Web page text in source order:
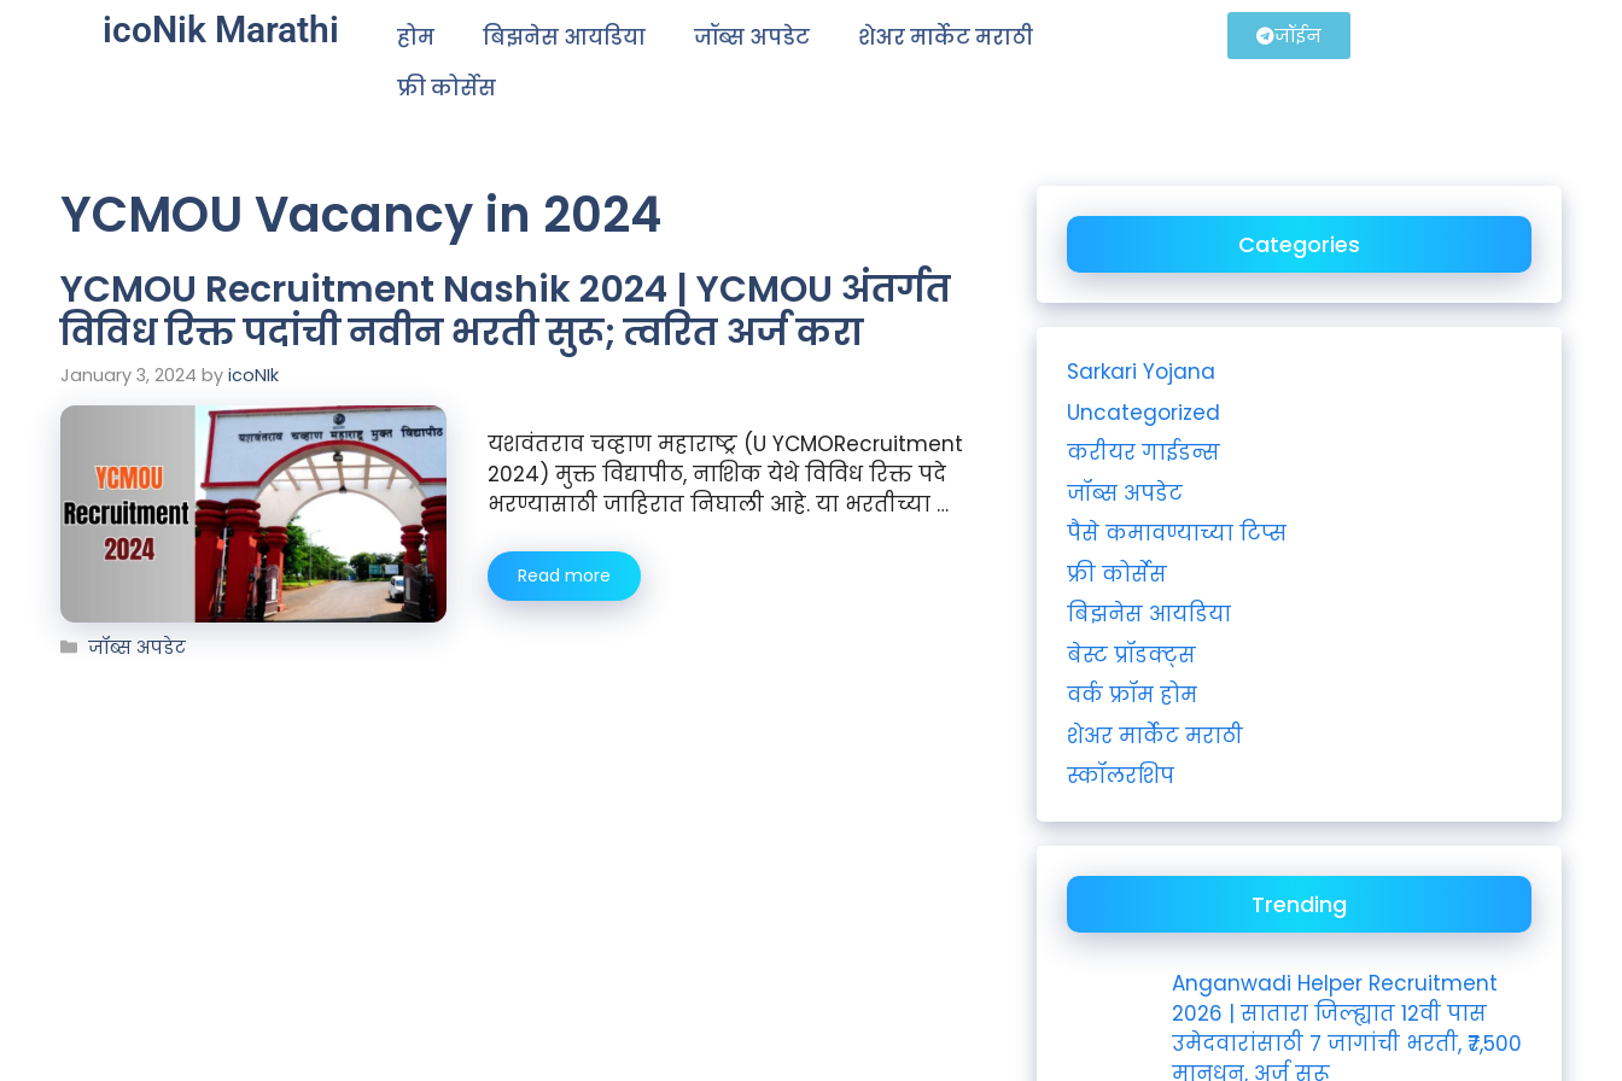
icoNik Marathi होम बिझनेस आयडिया जॉब्स अपडेट
शेअर मार्केट मराठी
फ्री कोर्सेस
जॉईन
YCMOU Vacancy in 2024
YCMOU Recruitment Nashik 2024 | YCMOU अंतर्गत
विविध रिक्त पदांची नवीन भरती सुरू; त्वरित अर्ज करा
January 3, 2024 by icoNIk
यशवंतराव चव्हाण महाराष्ट्र (U YCMORecruitment
2024) मुक्त विद्यापीठ, नाशिक येथे विविध रिक्त पदे
भरण्यासाठी जाहिरात निघाली आहे. या भरतीच्या …
Read more
जॉब्स अपडेट
Categories
Sarkari Yojana
Uncategorized
करीयर गाईडन्स
जॉब्स अपडेट
पैसे कमावण्याच्या टिप्स
फ्री कोर्सेस
बिझनेस आयडिया
बेस्ट प्रॉडक्ट्स
वर्क फ्रॉम होम
शेअर मार्केट मराठी
स्कॉलरशिप
Trending
Anganwadi Helper Recruitment
2026 | सातारा जिल्ह्यात 12वी पास
उमेदवारांसाठी 7 जागांची भरती, ₹7,500
मानधन, अर्ज सुरू